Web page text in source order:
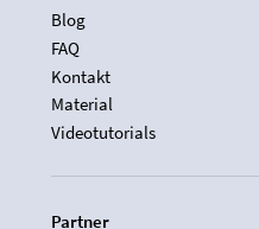
Blog
FAQ
Kontakt
Material
Videotutorials
Partner